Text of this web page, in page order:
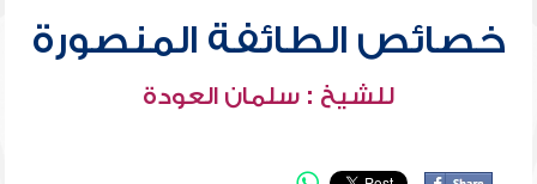
خصائص الطائفة المنصورة
للشيخ : سلمان العودة